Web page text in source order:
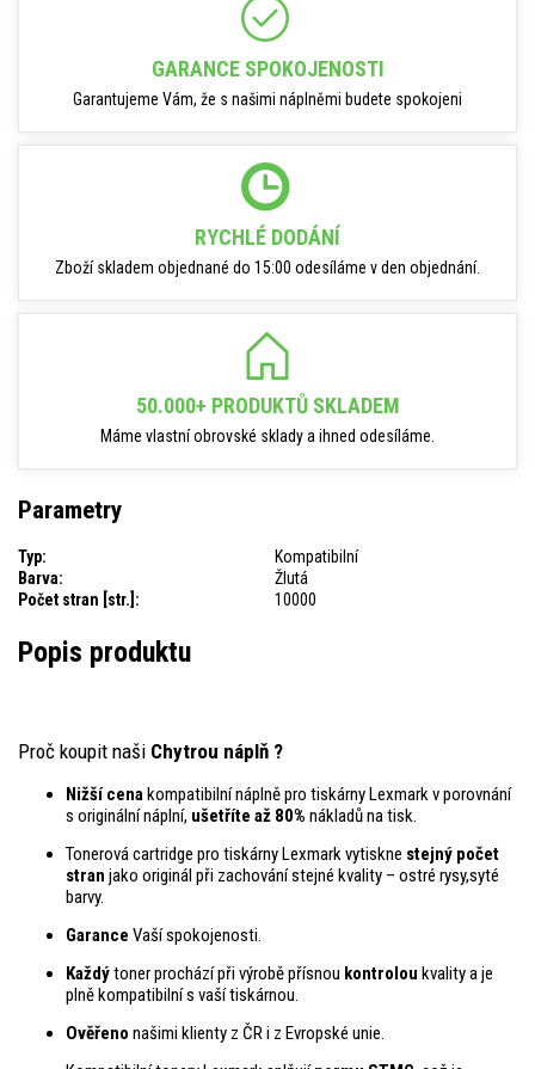
GARANCE SPOKOJENOSTI
Garantujeme Vám, že s našimi náplněmi budete spokojeni
RYCHLÉ DODÁNÍ
Zboží skladem objednané do 15:00 odesíláme v den objednání.
50.000+ PRODUKTŮ SKLADEM
Máme vlastní obrovské sklady a ihned odesíláme.
Parametry
Typ:
Kompatibilní
Barva:
Žlutá
Počet stran [str.]:
10000
Popis produktu
Proč koupit naši Chytrou náplň ?
Nižší cenakompatibilní náplně pro tiskárny Lexmark v porovnání
s originální náplní, ušetříte až 80% nákladů na tisk.
Tonerová cartridge pro tiskárny Lexmark vytiskne stejný počet
stran jako originál při zachování stejné kvality – ostré rysy,syté
barvy.
Garance Vaší spokojenosti.
Každýtoner prochází při výrobě přísnou kontrolou kvality a je
plně kompatibilní s vaší tiskárnou.
Ověřeno našimi klienty z ČR i z Evropské unie.